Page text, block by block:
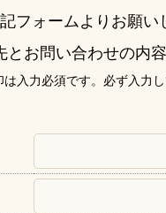
フォームよりお願い
とお問い合わせの内
は入力必須です。必ず入力し